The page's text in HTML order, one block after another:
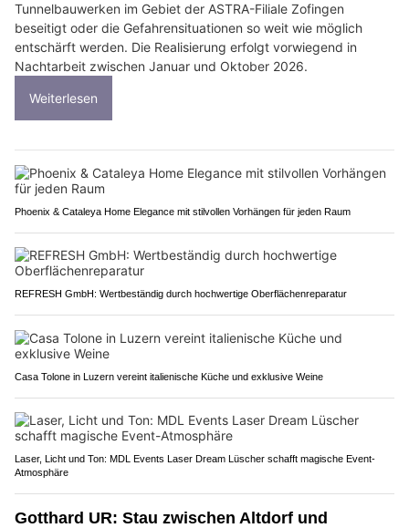
Tunnelbauwerken im Gebiet der ASTRA-Filiale Zofingen
beseitigt oder die Gefahrensituationen so weit wie möglich
entschärft werden. Die Realisierung erfolgt vorwiegend in
Nachtarbeit zwischen Januar und Oktober 2026.
Weiterlesen
Phoenix & Cataleya Home Elegance mit stilvollen Vorhängen für jeden Raum
REFRESH GmbH: Wertbeständig durch hochwertige Oberflächenreparatur
Casa Tolone in Luzern vereint italienische Küche und exklusive Weine
Laser, Licht und Ton: MDL Events Laser Dream Lüscher schafft magische Event-
Atmosphäre
Gotthard UR: Stau zwischen Altdorf und